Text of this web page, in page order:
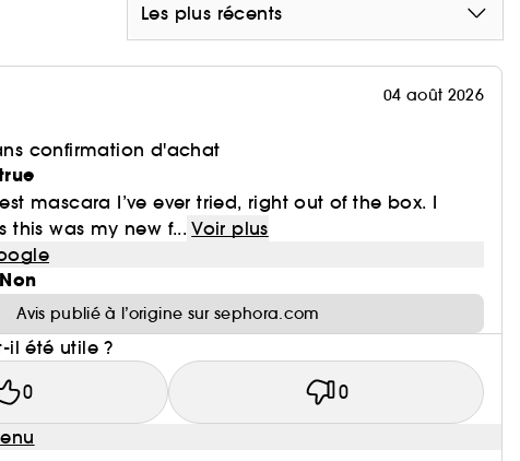
Les plus récents
04 août 2026
confirmation d'achat
mascara I’ve ever tried, right out of the box. I
this was my new f... Voir plus
Avis publié à l’origine sur sephora.com
il été utile ?
0 0